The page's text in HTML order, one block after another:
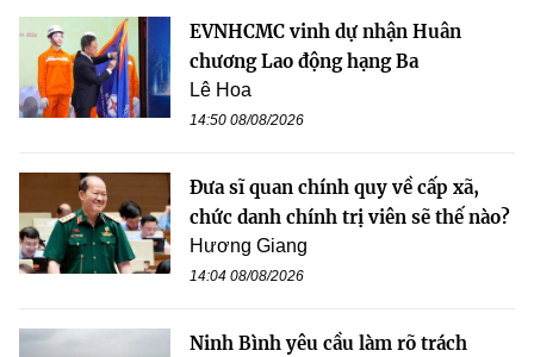
EVNHCMC vinh dự nhận Huân
chương Lao động hạng Ba
Lê Hoa
14:50 08/08/2026
Đưa sĩ quan chính quy về cấp xã,
chức danh chính trị viên sẽ thế nào?
Hương Giang
14:04 08/08/2026
Ninh Bình yêu cầu làm rõ trách